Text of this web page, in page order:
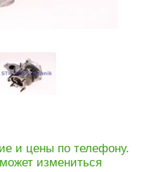
и цены по телефону.
измениться